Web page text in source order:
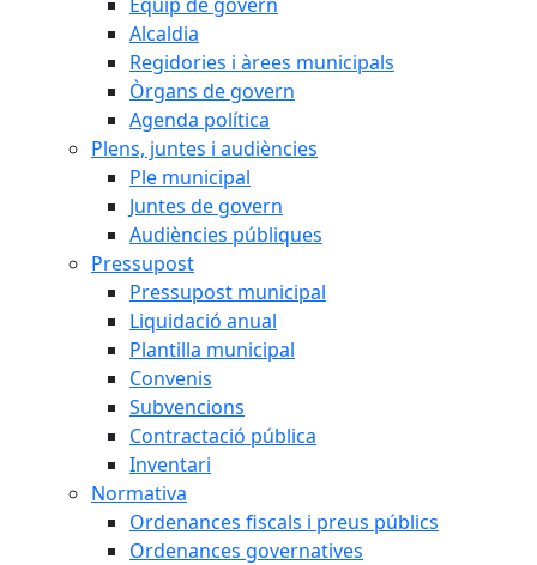
Alcaldia
Regidories i àrees municipals
Òrgans de govern
Agenda política
Plens, juntes i audiències
Ple municipal
Juntes de govern
Audiències públiques
Pressupost
Pressupost municipal
Liquidació anual
Plantilla municipal
Convenis
Subvencions
Contractació pública
Inventari
Normativa
Ordenances fiscals i preus públics
Ordenances governatives